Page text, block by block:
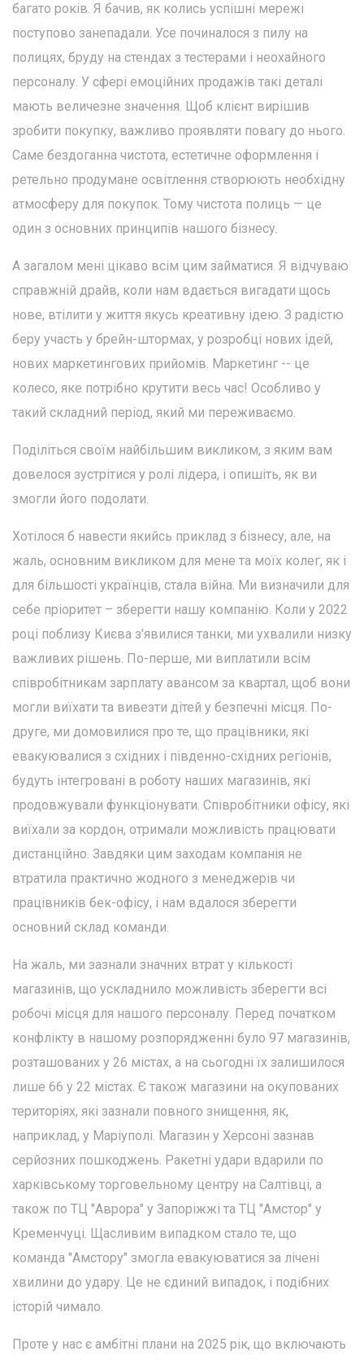
багато років. Я бачив, як колись успішні мережі
поступово занепадали. Усе починалося з пилу на
полицях, бруду на стендах з тестерами і неохайного
персоналу. У сфері емоційних продажів такі деталі
мають величезне значення. Щоб клієнт вирішив
зробити покупку, важливо проявляти повагу до нього.
Саме бездоганна чистота, естетичне оформлення і
ретельно продумане освітлення створюють необхідну
атмосферу для покупок. Тому чистота полиць — це
один з основних принципів нашого бізнесу.
А загалом мені цікаво всім цим займатися. Я відчуваю
справжній драйв, коли нам вдається вигадати щось
нове, втілити у життя якусь креативну ідею. З радістю
беру участь у брейн-штормах, у розробці нових ідей,
нових маркетингових прийомів. Маркетинг -- це
колесо, яке потрібно крутити весь час! Особливо у
такий складний період, який ми переживаємо.
Поділіться своїм найбільшим викликом, з яким вам
довелося зустрітися у ролі лідера, і опишіть, як ви
змогли його подолати.
Хотілося б навести якийсь приклад з бізнесу, але, на
жаль, основним викликом для мене та моїх колег, як і
для більшості українців, стала війна. Ми визначили для
себе пріоритет – зберегти нашу компанію. Коли у 2022
році поблизу Києва з'явилися танки, ми ухвалили низку
важливих рішень. По-перше, ми виплатили всім
співробітникам зарплату авансом за квартал, щоб вони
могли виїхати та вивезти дітей у безпечні місця. По-
друге, ми домовилися про те, що працівники, які
евакуювалися з східних і південно-східних регіонів,
будуть інтегровані в роботу наших магазинів, які
продовжували функціонувати. Співробітники офісу, які
виїхали за кордон, отримали можливість працювати
дистанційно. Завдяки цим заходам компанія не
втратила практично жодного з менеджерів чи
працівників бек-офісу, і нам вдалося зберегти
основний склад команди.
На жаль, ми зазнали значних втрат у кількості
магазинів, що ускладнило можливість зберегти всі
робочі місця для нашого персоналу. Перед початком
конфлікту в нашому розпорядженні було 97 магазинів,
розташованих у 26 містах, а на сьогодні їх залишилося
лише 66 у 22 містах. Є також магазини на окупованих
територіях, які зазнали повного знищення, як,
наприклад, у Маріуполі. Магазин у Херсоні зазнав
серйозних пошкоджень. Ракетні удари вдарили по
харківському торговельному центру на Салтівці, а
також по ТЦ "Аврора" у Запоріжжі та ТЦ "Амстор" у
Кременчуці. Щасливим випадком стало те, що
команда "Амстору" змогла евакуюватися за лічені
хвилини до удару. Це не єдиний випадок, і подібних
історій чимало.
Проте у нас є амбітні плани на 2025 рік, що включають